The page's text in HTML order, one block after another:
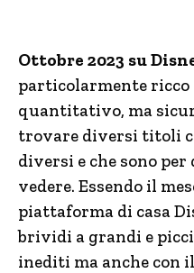
Ottobre 2023 su
particolarmente
quantitativo, ma
trovare diversi titoli
diversi e che sono
vedere. Essendo il
piattaforma di casa
brividi a grandi e
inediti ma anche con